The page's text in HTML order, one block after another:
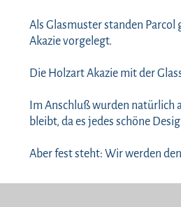
Als Glasmuster standen Parcol
Akazie vorgelegt.
Die Holzart Akazie mit der
Im Anschluß wurden natürlich
bleibt, da es jedes schöne
Aber fest steht: Wir werden